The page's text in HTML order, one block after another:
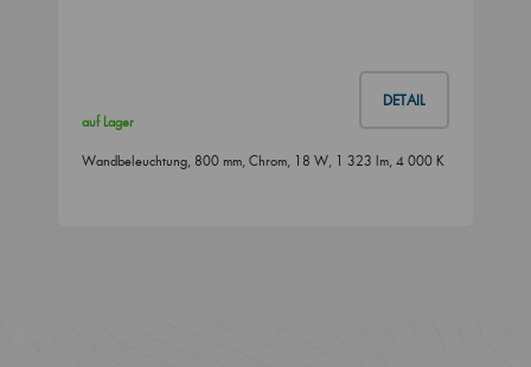
DETAIL
auf Lager
Wandbeleuchtung, 800 mm, Chrom, 18 W, 1 323 lm, 4 000 K